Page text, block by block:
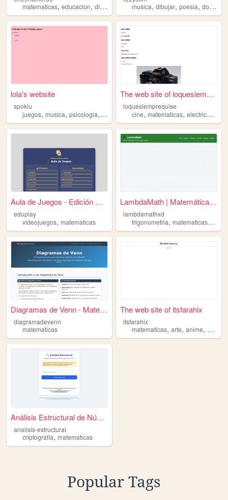
matematicas, educacion, diversion
musica,dibujar,poesia,dormir
lola's website
spokiu
juegos, musica, psicologia, matematicas,etc
The web site of loquesiempre...
loquesiemprequise
cine,matematicas,electrica ,
Aula de Juegos - Edición Esp...
eduplay
videojuegos, matematicas
LambdaMath | Matemáticas par...
lambdamathxd
trigonometria,matematicas,
Diagramas de Venn - Matemáti...
diagramadevenn
matematicas
The web site of itsfarahix
itsfarahix
matematicas,arte,anime,
Análisis Estructural de Núme...
analisis-estructural
criptografia, matematicas
Popular Tags